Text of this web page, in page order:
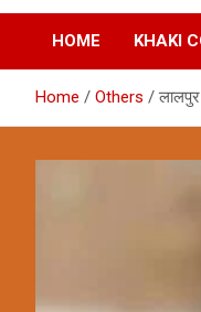
HOME KHAKI
Home Others